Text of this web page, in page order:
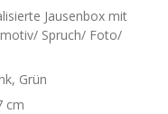
Jausenbox mit
Spruch/ Foto/
Grün
cm